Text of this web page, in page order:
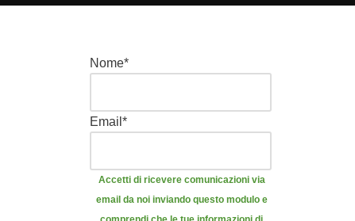
Nome*
Email *
Accetti di ricevere comunicazioni via
email da noi inviando questo modulo e